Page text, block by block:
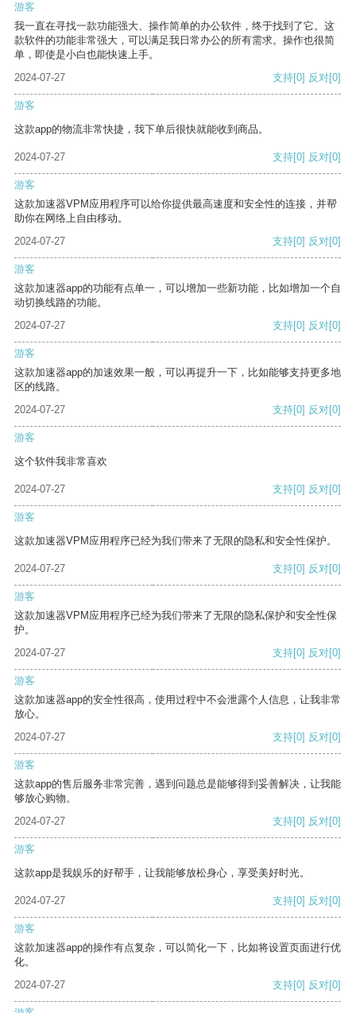
游客
我一直在寻找一款功能强大、操作简单的办公软件，终于找到了它。这
款软件的功能非常强大，可以满足我日常办公的所有需求。操作也很简
单，即使是小白也能快速上手。
2024-07-27
支持[0] 反对[0]
游客
这款app的物流非常快捷，我下单后很快就能收到商品。
2024-07-27 支持[0] 反对[0]
游客
这款加速器VPM应用程序可以给你提供最高速度和安全性的连接，并帮
助你在网络上自由移动。
2024-07-27
支持[0] 反对[0]
游客
这款加速器app的功能有点单一，可以增加一些新功能，比如增加一个自
动切换线路的功能。
2024-07-27
支持[0] 反对[0]
游客
这款加速器app的加速效果一般，可以再提升一下，比如能够支持更多地
区的线路。
2024-07-27
支持[0] 反对[0]
游客
这个软件我非常喜欢
2024-07-27 支持[0] 反对[0]
游客
这款加速器VPM应用程序已经为我们带来了无限的隐私和安全性保护。
2024-07-27 支持[0] 反对[0]
游客
这款加速器VPM应用程序已经为我们带来了无限的隐私保护和安全性保
护。
2024-07-27
支持[0] 反对[0]
游客
这款加速器app的安全性很高，使用过程中不会泄露个人信息，让我非常
放心。
2024-07-27
支持[0] 反对[0]
游客
这款app的售后服务非常完善，遇到问题总是能够得到妥善解决，让我能
够放心购物。
2024-07-27
支持[0] 反对[0]
游客
这款app是我娱乐的好帮手，让我能够放松身心，享受美好时光。
2024-07-27 支持[0] 反对[0]
游客
这款加速器app的操作有点复杂，可以简化一下，比如将设置页面进行优
化。
2024-07-27
支持[0] 反对[0]